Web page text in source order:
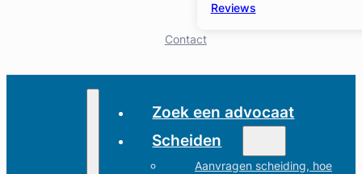
Reviews
Contact
Zoek een advocaat
Scheiden
Aanvragen scheiding, hoe